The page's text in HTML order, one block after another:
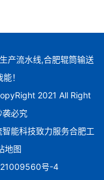
产流水线,合肥辊筒输送
！
2021 All Right
袭必究
能科技致力服务合肥工
地图
号-4